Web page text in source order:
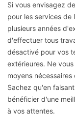
Si vous envisagez
pour les services de
plusieurs années
d'effectuer tous
désactivé pour vos
extérieures. Ne
moyens
Sachez qu'en
bénéficier d'une
à vos attentes.